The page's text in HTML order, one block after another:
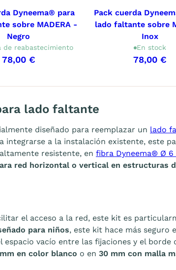
Dyneema® para
sobre MADERA -
Negro
de reabastecimiento
78,00 €
Pack cuerda
lado faltante sobre
Inox
En stock
78,00 €
lado faltante
diseñado para reemplazar un lado
integrarse a la instalación existente, este
resistente, en fibra Dyneema® Ø 6
red horizontal o vertical en estructuras
el acceso a la red, este kit es
para niños, este kit hace más seguro
espacio vacío entre las fijaciones y el borde
en color blanco o en 30 mm con malla